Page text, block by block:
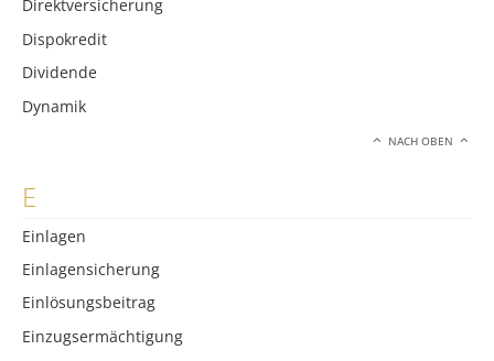
Direktversicherung
Dispokredit
Dividende
Dynamik
NACH OBEN
E
Einlagen
Einlagensicherung
Einlösungsbeitrag
Einzugsermächtigung